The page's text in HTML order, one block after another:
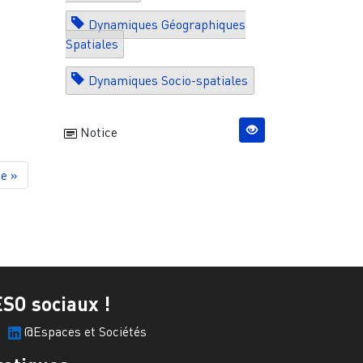
Dynamiques Géographiques
Spatiales
Dynamiques Socio-spatiales
Notice
»
sociaux !
@Espaces et Sociétés